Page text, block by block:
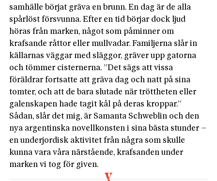
samhälle börjat gräva en brunn. En dag är de alla
spårlöst försvunna. Efter en tid börjar dock ljud
höras från marken, något som påminner om
krafsande råttor eller mullvadar. Familjerna slår in
källarnas väggar med släggor, gräver upp gatorna
och tömmer cisternerna. ”Det sägs att vissa
föräldrar fortsatte att gräva dag och natt på sina
tomter, och att de bara slutade när tröttheten eller
galenskapen hade tagit kål på deras kroppar.”
Sådan, slår det mig, är Samanta Schweblin och den
nya argentinska novellkonsten i sina bästa stunder –
en underjordisk aktivitet från några som skulle
kunna vara våra närstående, krafsanden under
marken vi tog för given.